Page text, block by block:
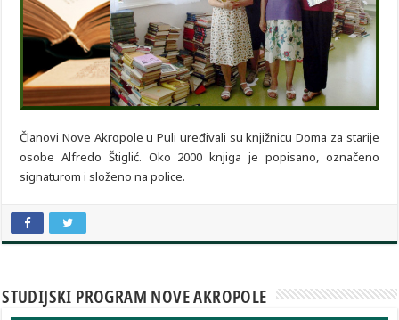
Članovi Nove Akropole u Puli uređivali su knjižnicu Doma za starije
osobe Alfredo Štiglić. Oko 2000 knjiga je popisano, označeno
signaturom i složeno na police.
STUDIJSKI PROGRAM NOVE AKROPOLE